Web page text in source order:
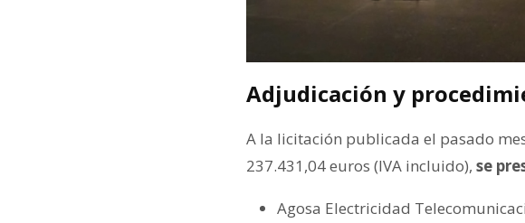
Adjudicación y
A la licitación publicada el pasado
237.431,04 euros (IVA incluido), se
Agosa Electricidad